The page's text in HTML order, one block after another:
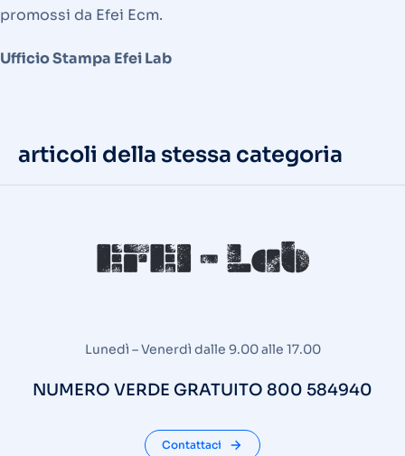
promossi da Efei Ecm.
Ufficio Stampa Efei Lab
articoli della stessa categoria
Lunedì – Venerdì dalle 9.00 alle 17.00
NUMERO VERDE GRATUITO 800 584940
Contattaci